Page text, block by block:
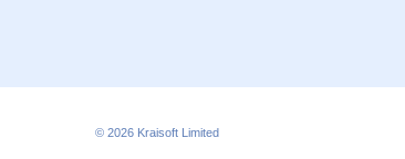
© 2026 Kraisoft Limited